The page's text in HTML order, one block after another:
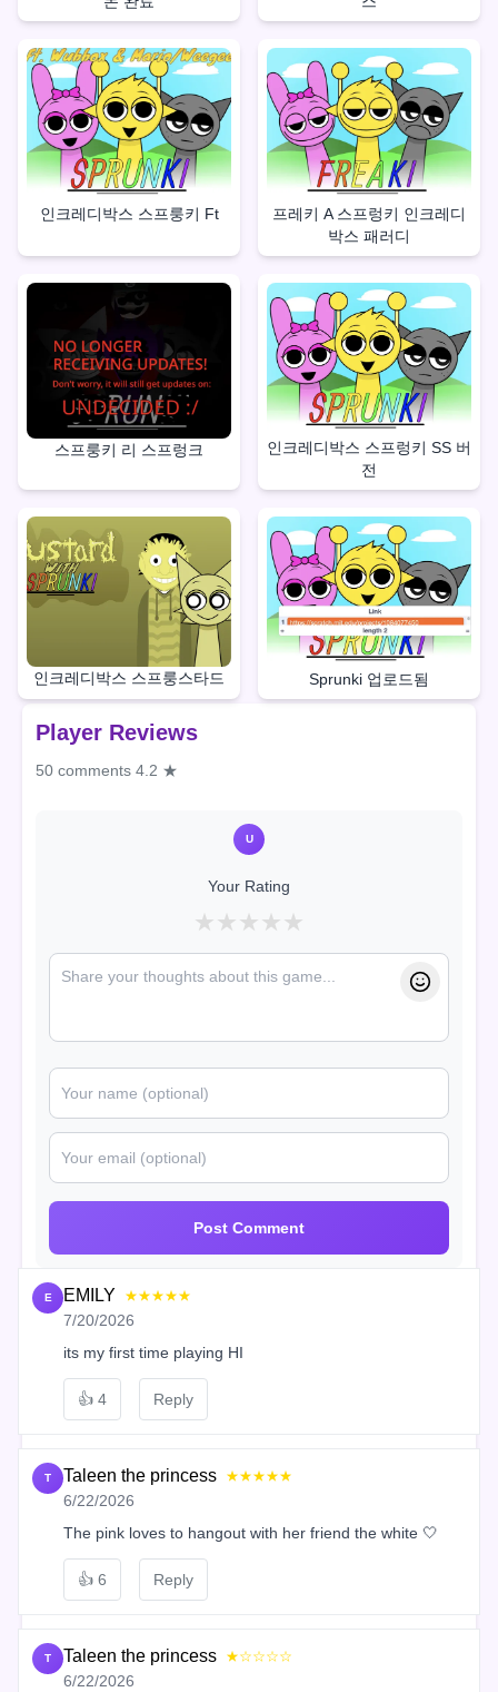
인크레디박스 스프룽키 Ft
프레키 A 스프렁키 인크레디
박스 패러디
스프룽키 리 스프렁크
인크레디박스 스프렁키 SS 버
전
인크레디박스 스프룽스타드 Sprunki 업로드됨
Player Reviews
50 comments 4.2 ★
U
Your Rating
★★★★★
Post Comment
E EMILY ★★★★★
7/20/2026
its my first time playing HI
👍 4 Reply
T Taleen the princess ★★★★★
6/22/2026
The pink loves to hangout with her friend the white 🤍
👍 6 Reply
T Taleen the princess ★☆☆☆☆
6/22/2026